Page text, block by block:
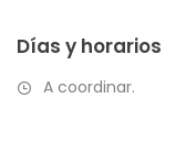
Días y horarios
A coordinar.